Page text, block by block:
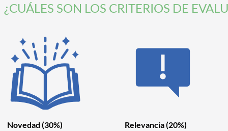
¿CUÁLES SON LOS CRITERIOS DE
Novedad (30%)
Relevancia(20%)